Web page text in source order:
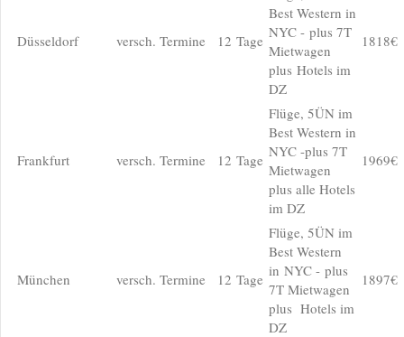
Düsseldorf versch. Termine 12 Tage
Best Western in
NYC - plus 7T
Mietwagen
plus Hotels im
DZ
1818€
Frankfurt versch. Termine 12 Tage
Flüge, 5ÜN im
Best Western in
NYC -plus 7T
Mietwagen
plus alle Hotels
im DZ
1969€
München versch. Termine 12 Tage
Flüge, 5ÜN im
Best Western
in NYC - plus
7T Mietwagen
plus Hotels im
DZ
1897€